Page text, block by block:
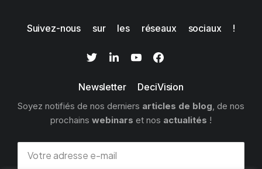
Suivez-nous sur les réseaux sociaux !
Newsletter DeciVision
Soyez notifiés de nos derniers articles de blog, de nos
prochains webinars et nos actualités !